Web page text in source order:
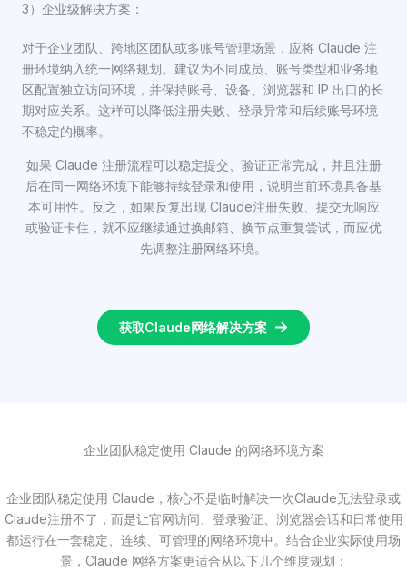
3）企业级解决方案：
对于企业团队、跨地区团队或多账号管理场景，应将 Claude 注
册环境纳入统一网络规划。建议为不同成员、账号类型和业务地
区配置独立访问环境，并保持账号、设备、浏览器和 IP 出口的长
期对应关系。这样可以降低注册失败、登录异常和后续账号环境
不稳定的概率。
如果 Claude 注册流程可以稳定提交、验证正常完成，并且注册
后在同一网络环境下能够持续登录和使用，说明当前环境具备基
本可用性。反之，如果反复出现 Claude注册失败、提交无响应
或验证卡住，就不应继续通过换邮箱、换节点重复尝试，而应优
先调整注册网络环境。
获取Claude网络解决方案
企业团队稳定使用 Claude 的网络环境方案
企业团队稳定使用 Claude，核心不是临时解决一次Claude无法登录或
Claude注册不了，而是让官网访问、登录验证、浏览器会话和日常使用
都运行在一套稳定、连续、可管理的网络环境中。结合企业实际使用场
景，Claude 网络方案更适合从以下几个维度规划：